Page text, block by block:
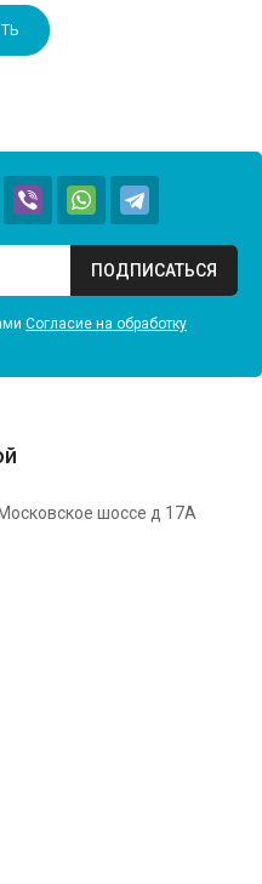
ПОДПИСАТЬСЯ
Согласие на обработку
шоссе д 17А